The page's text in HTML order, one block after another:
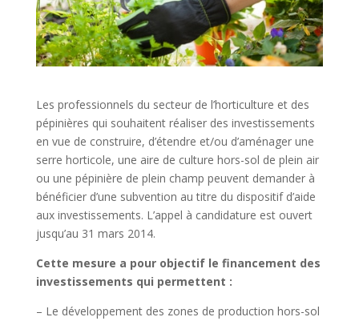
Les professionnels du secteur de l’horticulture et des
pépinières qui souhaitent réaliser des investissements
en vue de construire, d’étendre et/ou d’aménager une
serre horticole, une aire de culture hors-sol de plein air
ou une pépinière de plein champ peuvent demander à
bénéficier d’une subvention au titre du dispositif d’aide
aux investissements. L’appel à candidature est ouvert
jusqu’au 31 mars 2014.
Cette mesure a pour objectif le financement des
investissements qui permettent :
– Le développement des zones de production hors-sol